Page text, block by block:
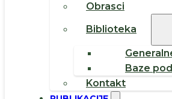
Obrasci
Biblioteka
Baze
Kontakt